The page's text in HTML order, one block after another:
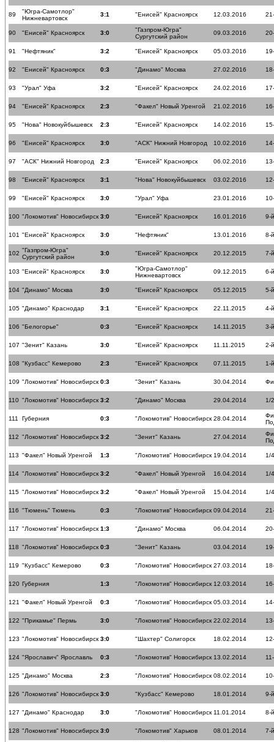
89
"Югра-Самотлор"
Нижневартовск
3:1 "Енисей" Красноярск 12.03.2016
90 "Енисей" Красноярск 3:0
"Газпром-Югра"
Сургутский район
09.03.2016
91 "Нефтяник" 3:2 "Енисей" Красноярск 05.03.2016
92 "Енисей" Красноярск 0:3 "Динамо" Москва 27.02.2016
93 "Урал" Уфа 3:2 "Енисей" Красноярск 24.02.2016
94 "Енисей" Красноярск 2:3 "Факел" Новый Уренгой 21.02.2016
95 "Нова" Новокуйбышевск 2:3 "Енисей" Красноярск 14.02.2016
96 "Енисей" Красноярск 3:0 "АСК" Нижний Новгород 10.02.2016
97 "АСК" Нижний Новгород 2:3 "Енисей" Красноярск 06.02.2016
98 "Енисей" Красноярск 3:1 "Нова" Новокуйбышевск 03.02.2016
99 "Енисей" Красноярск 3:0 "Урал" Уфа 23.01.2016
100 "Локомотив" Новосибирск 3:0 "Енисей" Красноярск 16.01.2016 9-
101 "Енисей" Красноярск 3:0 "Нефтяник" 13.01.2016 8-
102 "Газпром-Югра"
Сургутский район
3:0 "Енисей" Красноярск 20.12.2015 7-
103 "Енисей" Красноярск 3:0
"Югра-Самотлор"
Нижневартовск
09.12.2015 6-
104 "Динамо" Москва 3:0 "Енисей" Красноярск 05.12.2015 5-
105 "Динамо" Краснодар 3:1 "Енисей" Красноярск 22.11.2015 4-
106 "Белогорье" 0:3 "Енисей" Красноярск 14.11.2015 3-
107 "Зенит" Казань 3:0 "Енисей" Красноярск 11.11.2015 2-
108 "Кузбасс" Кемерово 2:3 "Енисей" Красноярск 07.11.2015 1-
109 "Локомотив" Новосибирск 0:3 "Зенит" Казань 30.04.2014
110 "Локомотив" Новосибирск 3:2 "Динамо" Москва 29.04.2014 1/
111 Губерния 0:3 "Локомотив" Новосибирск 28.04.2014
112 "Локомотив" Новосибирск 3:2 "Зенит" Казань 27.04.2014
113 "Факел" Новый Уренгой 1:3 "Локомотив" Новосибирск 19.04.2014 1/
114 "Локомотив" Новосибирск 3:2 "Факел" Новый Уренгой 16.04.2014 1/
115 "Локомотив" Новосибирск 3:2 "Факел" Новый Уренгой 15.04.2014 1/
116 "Тюмень" Тюмень 0:3 "Локомотив" Новосибирск 09.04.2014
117 "Локомотив" Новосибирск 1:3 "Динамо" Москва 06.04.2014
118 "Локомотив" Новосибирск 0:3 "Зенит" Казань 03.04.2014
119 "Кузбасс" Кемерово 0:3 "Локомотив" Новосибирск 27.03.2014
120 Губерния 1:3 "Локомотив" Новосибирск 12.03.2014
121 "Факел" Новый Уренгой 0:3 "Локомотив" Новосибирск 05.03.2014
122 "Прикамье" Пермь 3:0 "Локомотив" Новосибирск 22.02.2014
123 "Локомотив" Новосибирск 3:0 "Шахтер" Солигорск 18.02.2014
124 "Ярославич" Ярославль 0:3 "Локомотив" Новосибирск 13.02.2014
125 "Динамо" Москва 2:3 "Локомотив" Новосибирск 08.02.2014
126 "Локомотив" Новосибирск 3:0 "Кузбасс" Кемерово 18.01.2014 9-
127 "Динамо" Краснодар 3:0 "Локомотив" Новосибирск 11.01.2014 8-
128 "Локомотив" Новосибирск 3:0 "Локомотив" Харьков 08.01.2014 7-